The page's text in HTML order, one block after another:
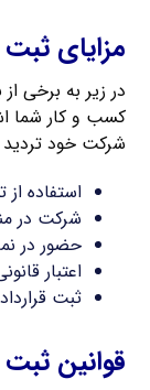
مزایای
در زیر به برخی
کسب و کار شما
شرکت خود تردید
استفاده
شرکت در
حضور در
اعتبار
ثبت
قوانین